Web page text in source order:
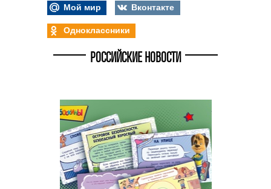
Мой мир
Вконтакте
Одноклассники
РОССИЙСКИЕ НОВОСТИ